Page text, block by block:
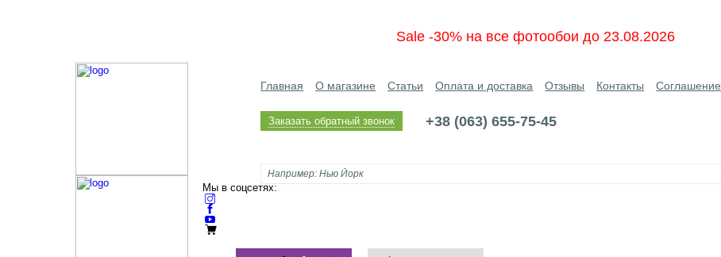
Sale -30% на все фотообои до 23.08.2026
Главная О магазине Статьи Оплата и доставка Отзывы Контакты Соглашение
Заказать обратный звонок +38 (063) 655-75-45
Мы в соцсетях: